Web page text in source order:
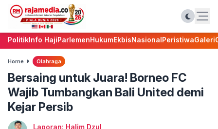
PolitikInfo HajiParlemenHukumEkbisNasionalPeristiwaGaleri
Home Olahraga
Bersaing untuk Juara! Borneo FC
Wajib Tumbangkan Bali United demi
Kejar Persib
Laporan: Halim Dzul